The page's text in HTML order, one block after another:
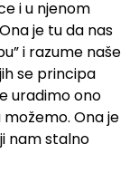
i u njenom
je tu da nas
i razume naše
se principa
uradimo ono
Ona je
nam stalno